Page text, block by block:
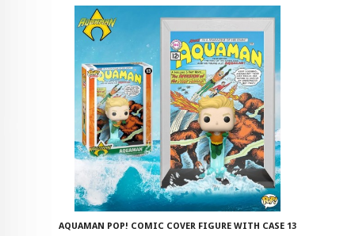
AQUAMAN POP! COMIC COVER FIGURE WITH CASE 13